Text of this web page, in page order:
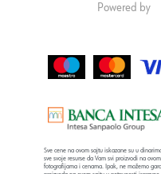
Powered by
Sve cene na ovom sajtu iskazane su u
sve svoje resurse da Vam svi proizvodi na
fotografijama i cenama. Ipak, ne možemo